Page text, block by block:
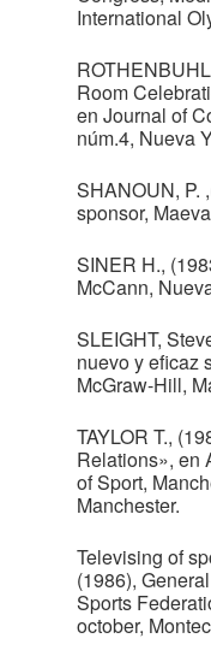
International
Room
en Journal of
núm.4, Nueva
SHANOUN, P.
sponsor,
SINER H.,
McCann,
SLEIGHT,
nuevo y eficaz
McGraw-Hill,
TAYLOR T.,
Relations», en
of Sport,
Manchester.
Televising of
(1986),
Sports
october,